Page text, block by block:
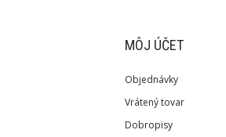
MÔJ ÚČET
Objednávky
Vrátený tovar
Dobropisy